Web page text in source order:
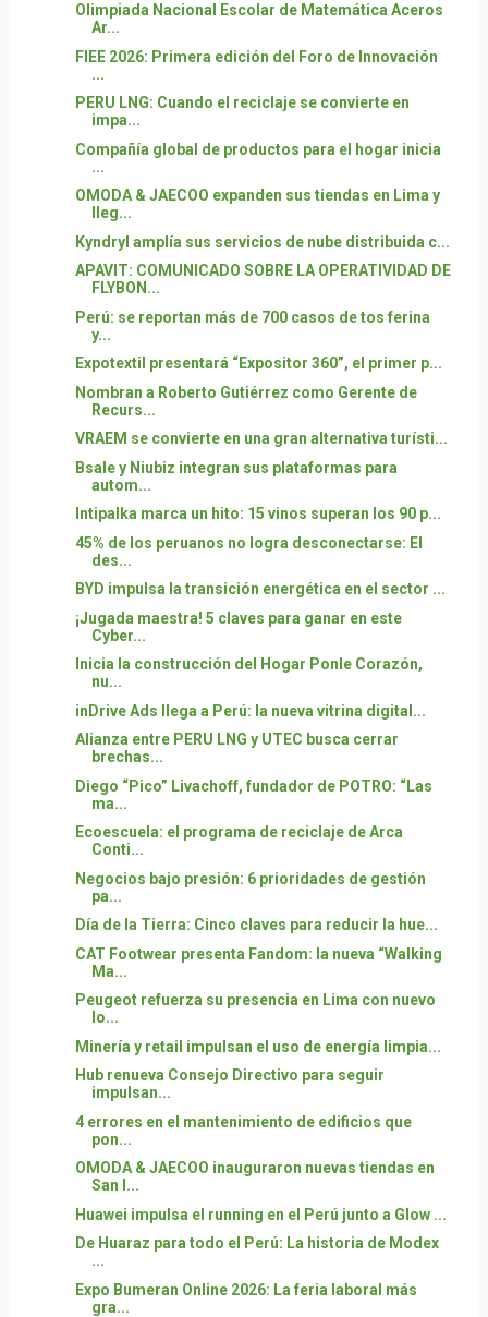
Olimpiada Nacional Escolar de Matemática Aceros
Ar...
FIEE 2026: Primera edición del Foro de Innovación
...
PERU LNG: Cuando el reciclaje se convierte en
impa...
Compañía global de productos para el hogar inicia
...
OMODA & JAECOO expanden sus tiendas en Lima y
lleg...
Kyndryl amplía sus servicios de nube distribuida c...
APAVIT: COMUNICADO SOBRE LA OPERATIVIDAD DE
FLYBON...
Perú: se reportan más de 700 casos de tos ferina
y...
Expotextil presentará “Expositor 360”, el primer p...
Nombran a Roberto Gutiérrez como Gerente de
Recurs...
VRAEM se convierte en una gran alternativa turísti...
Bsale y Niubiz integran sus plataformas para
autom...
Intipalka marca un hito: 15 vinos superan los 90 p...
45% de los peruanos no logra desconectarse: El
des...
BYD impulsa la transición energética en el sector ...
¡Jugada maestra! 5 claves para ganar en este
Cyber...
Inicia la construcción del Hogar Ponle Corazón,
nu...
inDrive Ads llega a Perú: la nueva vitrina digital...
Alianza entre PERU LNG y UTEC busca cerrar
brechas...
Diego “Pico” Livachoff, fundador de POTRO: “Las
ma...
Ecoescuela: el programa de reciclaje de Arca
Conti...
Negocios bajo presión: 6 prioridades de gestión
pa...
Día de la Tierra: Cinco claves para reducir la hue...
CAT Footwear presenta Fandom: la nueva “Walking
Ma...
Peugeot refuerza su presencia en Lima con nuevo
lo...
Minería y retail impulsan el uso de energía limpia...
Hub renueva Consejo Directivo para seguir
impulsan...
4 errores en el mantenimiento de edificios que
pon...
OMODA & JAECOO inauguraron nuevas tiendas en
San I...
Huawei impulsa el running en el Perú junto a Glow ...
De Huaraz para todo el Perú: La historia de Modex
...
Expo Bumeran Online 2026: La feria laboral más
gra...